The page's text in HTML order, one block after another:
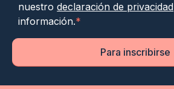
nuestrodeclaración de privacidad
información.*
Para inscribirse